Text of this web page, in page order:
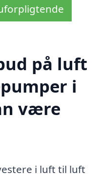
på luft
i
være
i luft til luft